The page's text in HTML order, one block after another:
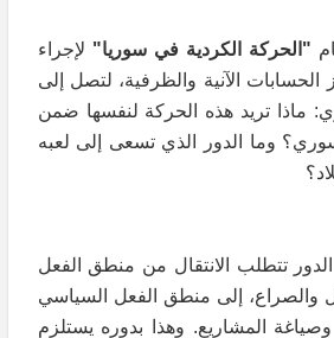
"الحركة الكردية في سوريا" لإجراء
الحسابات الآنية والظرفية، لتصل إلى
ماذا تريد هذه الحركة لنفسها ضمن
وما الدور الذي تسعى إلى لعبه
تتطلب الانتقال من منطق الفعل
والصراع، إلى منطق الفعل السياسي
وصياغة المشاريع. وهذا بدوره يستلزم